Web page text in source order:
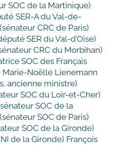
SOC de la Martinique)
SER-A du Val-de-
CRC de Paris)
SER du Val-d’Oise)
CRC du Morbihan)
SOC des Français
Marie-Noëlle Lienemann
ancienne ministre)
SOC du Loir-et-Cher)
SOC de la
SOC de Paris)
SOC de la Gironde)
de la Gironde) François